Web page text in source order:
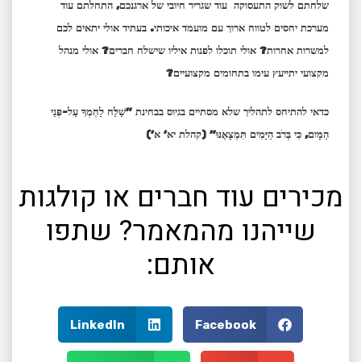
שלחתם לשוק התעסוקה עוד שגריר חיובי של ארגנכם, התחלתם עוד
מערכת יחסים לטווח ארוך עם מועמד איכותי. בעתיד אולי יתאים לכם
למשרות אחרות? אולי תוכלו לפנות איליו שישלח חברים? אולי מנהל
מקצועי יתייעץ עימו בתחומים מקצועיים?
כדאי להתיחס לתהליך שלא מסתיים בגיוס בבחינת "שַׁלַּח לַחְמְךָ עַל-פְּנֵי
הַמָּיִם, כִּי בְּרֹב הַיָּמִים תִּמְצָאֶנּוּ" (קהלת יא' א')
מכירים עוד חברים או קולגות
שייהנו מהמאמר? שתפו
אותם:
Facebook
LinkedIn